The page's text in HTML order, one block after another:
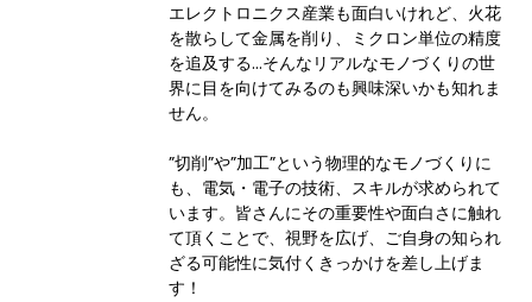
エレクトロニクス産業も面白いけれど、火花
を散らして金属を削り、ミクロン単位の精度
を追及する…そんなリアルなモノづくりの世
界に目を向けてみるのも興味深いかも知れま
せん。
”切削”や”加工”という物理的なモノづくりに
も、電気・電子の技術、スキルが求められて
います。皆さんにその重要性や面白さに触れ
て頂くことで、視野を広げ、ご自身の知られ
ざる可能性に気付くきっかけを差し上げま
す！